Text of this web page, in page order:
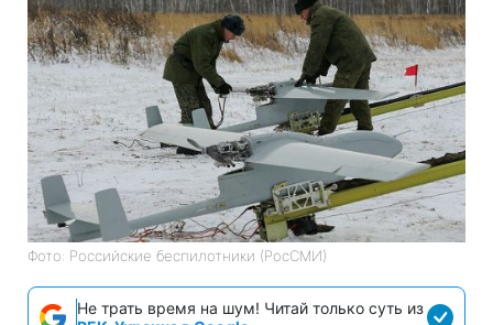
Фото: Российские беспилотники (РосСМИ)
Не трать время на шум! Читай только суть из